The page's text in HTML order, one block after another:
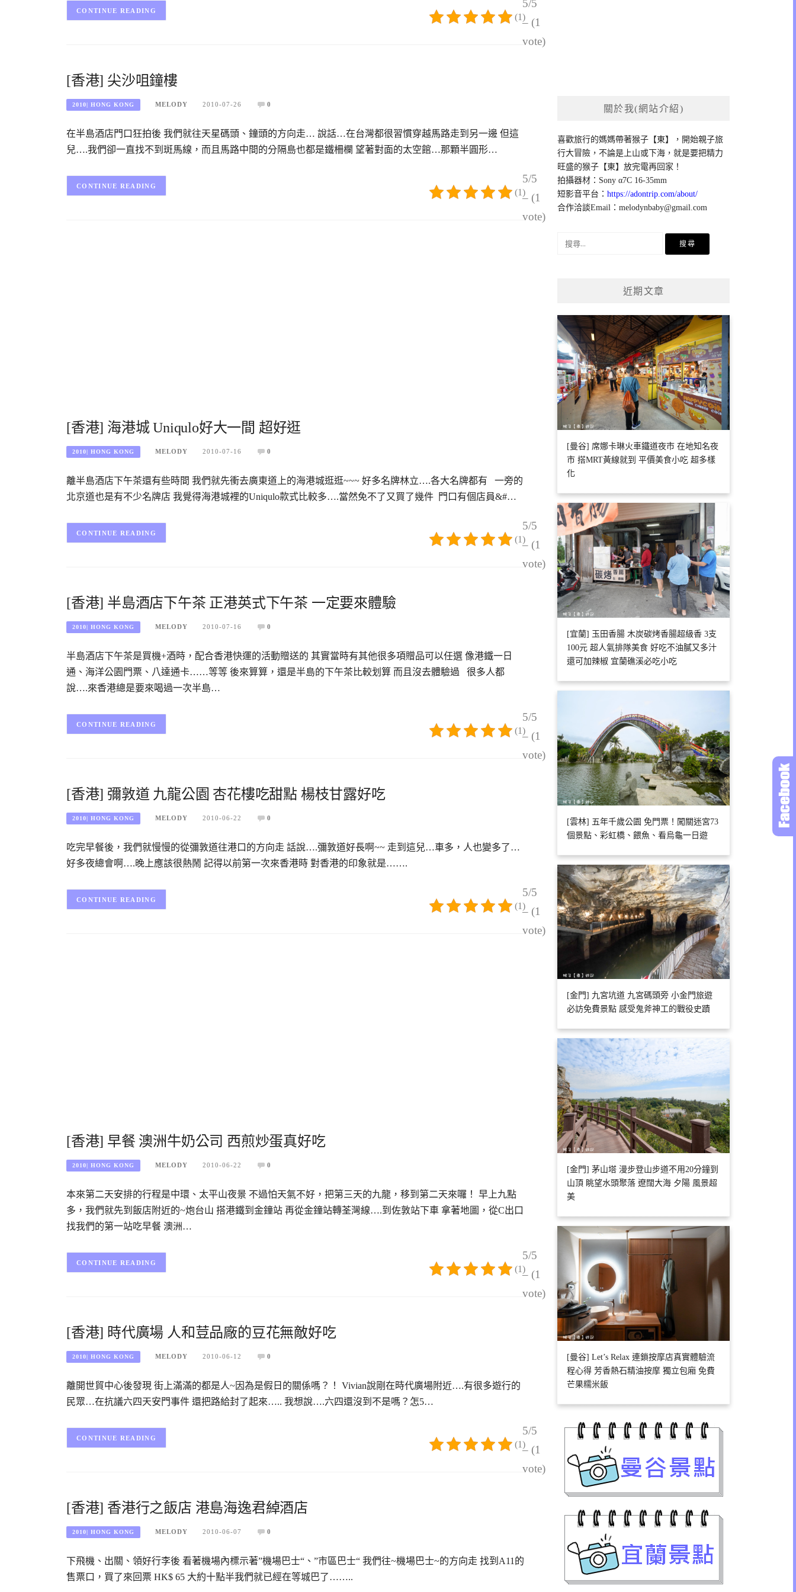
5/5
– (1
vote)
(1)
CONTINUE READING
[香港] 尖沙咀鐘樓
2010| HONG KONG MELODY 2010-07-26 0
在半島酒店門口狂拍後 我們就往天星碼頭、鐘頭的方向走… 說話…在台灣都很習慣穿越馬路走到另一邊 但這
兒….我們卻一直找不到斑馬線，而且馬路中間的分隔島也都是鐵柵欄 望著對面的太空館…那顆半圓形…
5/5
– (1
vote)
(1)
CONTINUE READING
[香港] 海港城 Uniqulo好大一間 超好逛
2010| HONG KONG MELODY 2010-07-16 0
離半島酒店下午茶還有些時間 我們就先衝去廣東道上的海港城逛逛~~~ 好多名牌林立….各大名牌都有 一旁的
北京道也是有不少名牌店 我覺得海港城裡的Uniqulo款式比較多….當然免不了又買了幾件 門口有個店員&#…
5/5
– (1
vote)
(1)
CONTINUE READING
[香港] 半島酒店下午茶 正港英式下午茶 一定要來體驗
2010| HONG KONG MELODY 2010-07-16 0
半島酒店下午茶是買機+酒時，配合香港快運的活動贈送的 其實當時有其他很多項贈品可以任選 像港鐵一日
通、海洋公園門票、八達通卡……等等 後來算算，還是半島的下午茶比較划算 而且沒去體驗過 很多人都
說….來香港總是要來喝過一次半島…
5/5
– (1
vote)
(1)
CONTINUE READING
[香港] 彌敦道 九龍公園 杏花樓吃甜點 楊枝甘露好吃
2010| HONG KONG MELODY 2010-06-22 0
吃完早餐後，我們就慢慢的從彌敦道往港口的方向走 話說….彌敦道好長啊~~ 走到這兒…車多，人也變多了…
好多夜總會啊….晚上應該很熱鬧 記得以前第一次來香港時 對香港的印象就是…….
5/5
– (1
vote)
(1)
CONTINUE READING
[香港] 早餐 澳洲牛奶公司 西煎炒蛋真好吃
2010| HONG KONG MELODY 2010-06-22 0
本來第二天安排的行程是中環、太平山夜景 不過怕天氣不好，把第三天的九龍，移到第二天來囉！ 早上九點
多，我們就先到飯店附近的~炮台山 搭港鐵到金鐘站 再從金鐘站轉荃灣線….到佐敦站下車 拿著地圖，從C出口
找我們的第一站吃早餐 澳洲…
5/5
– (1
vote)
(1)
CONTINUE READING
[香港] 時代廣場 人和荳品廠的豆花無敵好吃
2010| HONG KONG MELODY 2010-06-12 0
離開世貿中心後發現 街上滿滿的都是人~因為是假日的關係嗎？！ Vivian說剛在時代廣場附近….有很多遊行的
民眾…在抗議六四天安門事件 還把路給封了起來….. 我想說….六四還沒到不是嗎？怎5…
5/5
– (1
vote)
(1)
CONTINUE READING
[香港] 香港行之飯店 港島海逸君綽酒店
2010| HONG KONG MELODY 2010-06-07 0
下飛機、出關、領好行李後 看著機場內標示著”機場巴士“、”市區巴士“ 我們往~機場巴士~的方向走 找到A11的
售票口，買了來回票 HK$ 65 大約十點半我們就已經在等城巴了……..
關於我(網站介紹)
喜歡旅行的媽媽帶著猴子【東】，開始親子旅
行大冒險，不論是上山或下海，就是要把精力
旺盛的猴子【東】放完電再回家！
拍攝器材：Sony α7C 16-35mm
短影音平台：https://adontrip.com/about/
合作洽談Email：melodynbaby@gmail.com
近期文章
[曼谷] 席娜卡琳火車鐵道夜市 在地知名夜
市 搭MRT黃線就到 平價美食小吃 超多樣
化
[宜蘭] 玉田香腸 木炭碳烤香腸超級香 3支
100元 超人氣排隊美食 好吃不油膩又多汁
還可加辣椒 宜蘭礁溪必吃小吃
[雲林] 五年千歲公園 免門票！闖關迷宮73
個景點、彩虹橋、餵魚、看烏龜一日遊
[金門] 九宮坑道 九宮碼頭旁 小金門旅遊
必訪免費景點 感受鬼斧神工的戰役史蹟
[金門] 茅山塔 漫步登山步道不用20分鐘到
山頂 眺望水頭聚落 遼闊大海 夕陽 風景超
美
[曼谷] Let’s Relax 連鎖按摩店真實體驗流
程心得 芳香熱石精油按摩 獨立包廂 免費
芒果糯米飯